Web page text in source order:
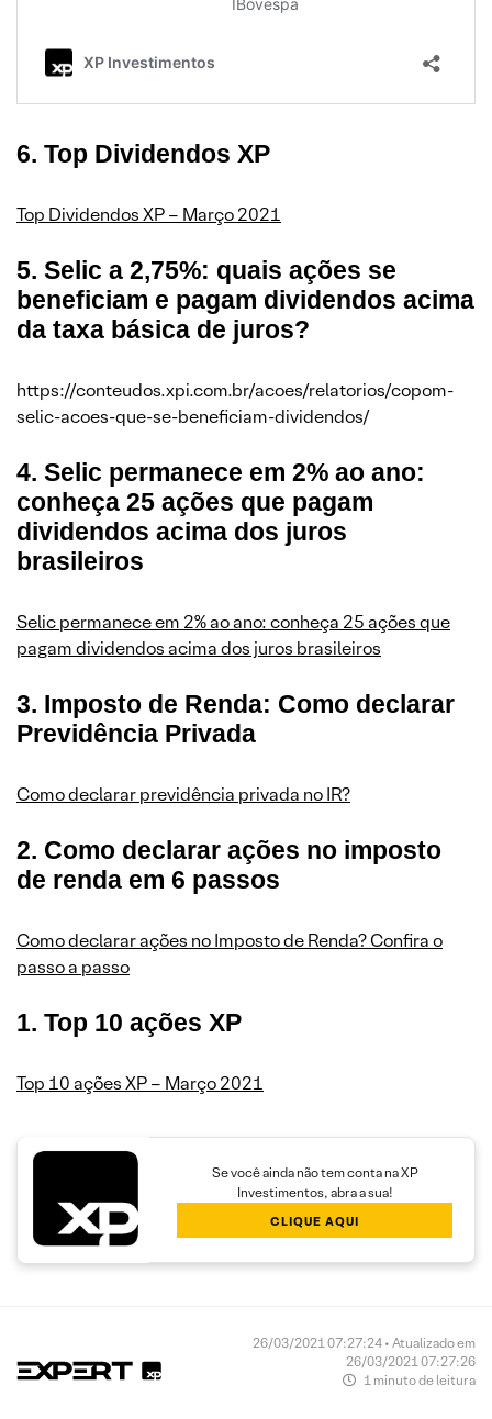
6. Top Dividendos XP
Top Dividendos XP – Março 2021
5. Selic a 2,75%: quais ações se
beneficiam e pagam dividendos acima
da taxa básica de juros?
https://conteudos.xpi.com.br/acoes/relatorios/copom-
selic-acoes-que-se-beneficiam-dividendos/
4. Selic permanece em 2% ao ano:
conheça 25 ações que pagam
dividendos acima dos juros
brasileiros
Selic permanece em 2% ao ano: conheça 25 ações que
pagam dividendos acima dos juros brasileiros
3. Imposto de Renda: Como declarar
Previdência Privada
Como declarar previdência privada no IR?
2. Como declarar ações no imposto
de renda em 6 passos
Como declarar ações no Imposto de Renda? Confira o
passo a passo
1. Top 10 ações XP
Top 10 ações XP – Março 2021
Se você ainda não tem conta na XP
Investimentos, abra a sua!
CLIQUE AQUI
26/03/2021 07:27:24 • Atualizado em
26/03/2021 07:27:26
1 minuto de leitura